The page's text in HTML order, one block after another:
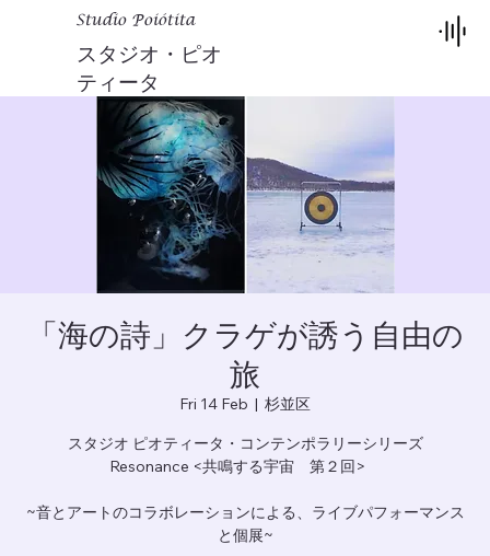
Studio Poiótita
スタジオ・ピオ
ティータ
「海の詩」クラゲが誘う自由の
旅
Fri 14 Feb
  |
杉並区
スタジオ ピオティータ・コンテンポラリーシリーズ
Resonance <共鳴する宇宙 第２回>
~音とアートのコラボレーションによる、ライブパフォーマンス
と個展~